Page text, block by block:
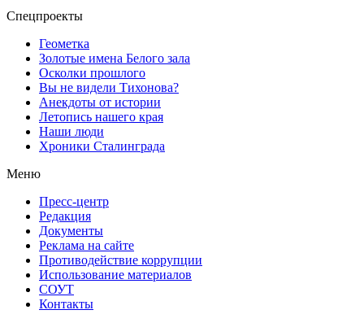
Спецпроекты
Геометка
Золотые имена Белого зала
Осколки прошлого
Вы не видели Тихонова?
Анекдоты от истории
Летопись нашего края
Наши люди
Хроники Сталинграда
Меню
Пресс-центр
Редакция
Документы
Реклама на сайте
Противодействие коррупции
Использование материалов
СОУТ
Контакты